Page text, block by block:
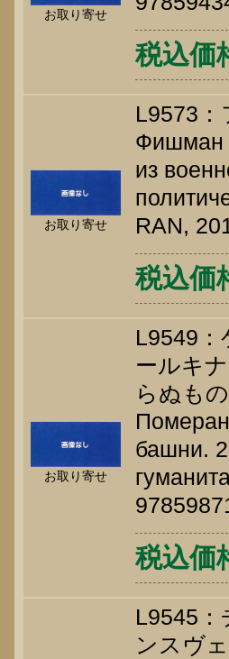
お取り寄せ
税込価
お取り寄せ
L9573
Фишман
из
RAN,
税込価
お取り寄せ
L9549
ールキ
らぬも
башни.
税込価
L9545
ンスヴ